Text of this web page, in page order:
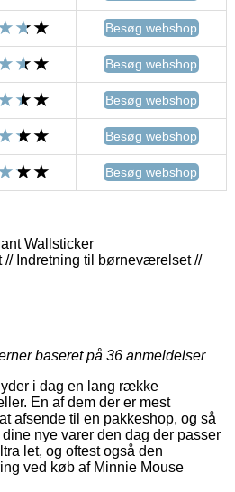
Besøg webshop
Besøg webshop
Besøg webshop
Besøg webshop
Besøg webshop
Wallsticker
Indretning til børneværelset //
baseret på 36 anmeldelser
i dag en lang række
En af dem der er mest
afsende til en pakkeshop, og så
nye varer den dag der passer
let, og oftest også den
ved køb af Minnie Mouse